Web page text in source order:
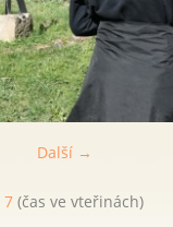
Další →
7 (čas ve vteřinách)